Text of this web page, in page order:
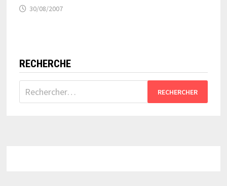
30/08/2007
RECHERCHE
Rechercher :